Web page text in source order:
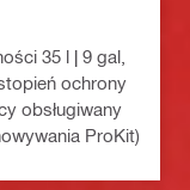
35 l | 9 gal,
ochrony
obsługiwany
ProKit)